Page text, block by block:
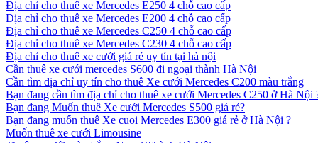
Địa chỉ cho thuê xe Mercedes E250 4 chỗ cao cấp
Địa chỉ cho thuê xe Mercedes E200 4 chỗ cao cấp
Địa chỉ cho thuê xe Mercedes C250 4 chỗ cao cấp
Địa chỉ cho thuê xe Mercedes C230 4 chỗ cao cấp
Địa chỉ cho thuê xe cưới giá rẻ uy tín tại hà nội
Cần thuê xe cưới mercedes S600 đi ngoại thành Hà Nội
Cần tìm địa chỉ uy tín cho thuê Xe cưới Mercedes C200 màu trắng
Bạn đang cần tìm địa chỉ cho thuê xe cưới Mercedes C250 ở Hà Nội
Bạn đang Muốn thuê Xe cưới Mercedes S500 giá rẻ?
Bạn đang muốn thuê Xe cuoi Mercedes E300 giá rẻ ở Hà Nội ?
Muốn thuê xe cưới Limousine